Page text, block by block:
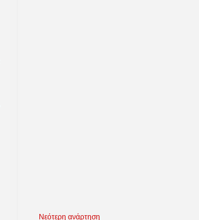
Νεότερη ανάρτηση